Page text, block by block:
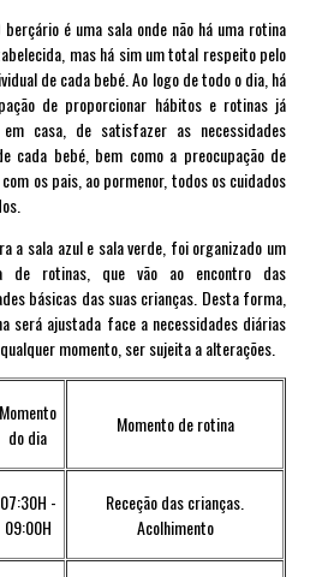
é uma sala onde não há uma rotina
mas há sim um total respeito pelo
de cada bebé. Ao logo de todo o dia, há
de proporcionar hábitos e rotinas já
em casa, de satisfazer as necessidades
cada bebé, bem como a preocupação de
os pais, ao pormenor, todos os cuidados
azul e sala verde, foi organizado um
de rotinas, que vão ao encontro das
básicas das suas crianças. Desta forma,
será ajustada face a necessidades diárias
momento, ser sujeita a alterações.
Momento
do dia
Momento de rotina
07:30H -
09:00H
Receção das crianças.
Acolhimento